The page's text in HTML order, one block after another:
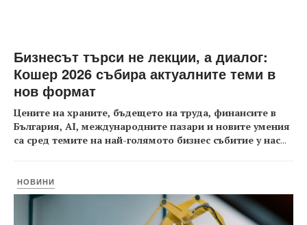
Бизнесът търси не лекции, а диалог:
Кошер 2026 събира актуалните теми в
нов формат
Цените на храните, бъдещето на труда, финансите в
България, AI, международните пазари и новите умения
са сред темите на най-голямото бизнес събитие у нас...
НОВИНИ